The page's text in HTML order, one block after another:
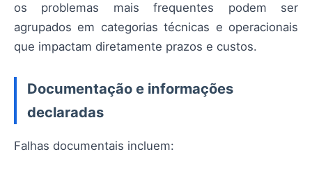
os problemas mais frequentes podem ser
agrupados em categorias técnicas e operacionais
que impactam diretamente prazos e custos.
Documentação e informações
declaradas
Falhas documentais incluem: